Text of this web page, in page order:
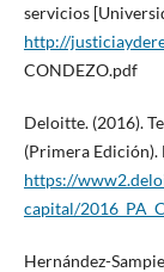
servicios
http://
CONDEZO.pdf
Deloitte. (2016).
(Primera
https://
capital/
Hernández-